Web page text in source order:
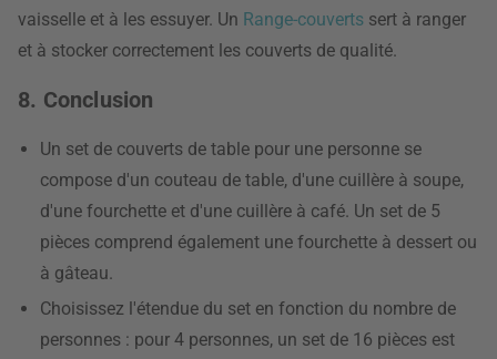
vaisselle et à les essuyer. Un Range-couverts sert à ranger
et à stocker correctement les couverts de qualité.
8. Conclusion
Un set de couverts de table pour une personne se
compose d'un couteau de table, d'une cuillère à soupe,
d'une fourchette et d'une cuillère à café. Un set de 5
pièces comprend également une fourchette à dessert ou
à gâteau.
Choisissez l'étendue du set en fonction du nombre de
personnes : pour 4 personnes, un set de 16 pièces est